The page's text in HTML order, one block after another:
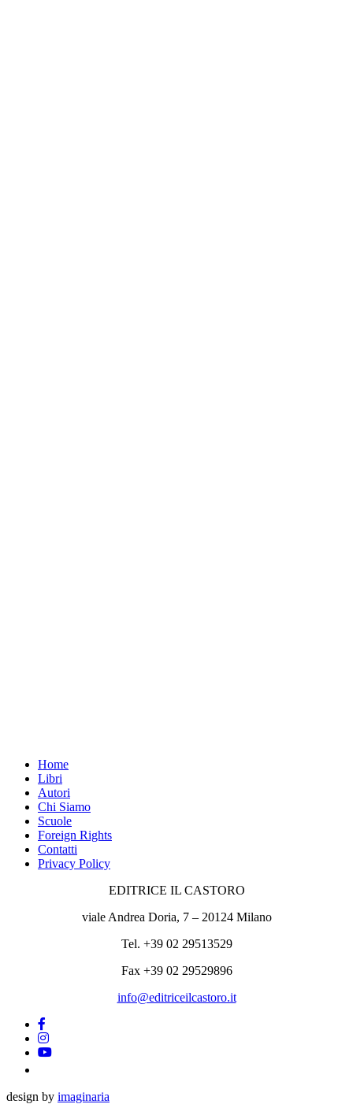
Home
Libri
Autori
Chi Siamo
Scuole
Foreign Rights
Contatti
Privacy Policy
EDITRICE IL CASTORO
viale Andrea Doria, 7 – 20124 Milano
Tel. +39 02 29513529
Fax +39 02 29529896
info@editriceilcastoro.it
design by imaginaria